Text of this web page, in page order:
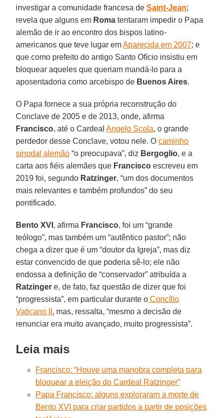
investigar a comunidade francesa deSaint-Jean;
revela que alguns em Roma tentaram impedir o Papa
alemão de ir ao encontro dos bispos latino-
americanos que teve lugar emAparecida em 2007; e
que como prefeito do antigo Santo Ofício insistiu em
bloquear aqueles que queriam mandá-lo para a
aposentadoria como arcebispo de Buenos Aires.
O Papa fornece a sua própria reconstrução do
Conclave de 2005 e de 2013, onde, afirma
Francisco, até o CardealAngelo Scola, o grande
perdedor desse Conclave, votou nele. Ocaminho
sinodal alemão “o preocupava”, diz Bergoglio, e a
carta aos fiéis alemães que Francisco escreveu em
2019 foi, segundo Ratzinger, “um dos documentos
mais relevantes e também profundos” do seu
pontificado.
Bento XVI , afirma Francisco, foi um “grande
teólogo”, mas também um “autêntico pastor”; não
chega a dizer que é um “doutor da Igreja”, mas diz
estar convencido de que poderia sê-lo; ele não
endossa a definição de “conservador” atribuída a
Ratzinger e, de fato, faz questão de dizer que foi
“progressista”, em particular durante o Concílio
Vaticano II , mas, ressalta, “mesmo a decisão de
renunciar era muito avançado, muito progressista”.
Leia mais
Francisco: “Houve uma manobra completa para
bloquear a eleição do Cardeal Ratzinger”
Papa Francisco: alguns exploraram a morte de
Bento XVI para criar partidos a partir de posições